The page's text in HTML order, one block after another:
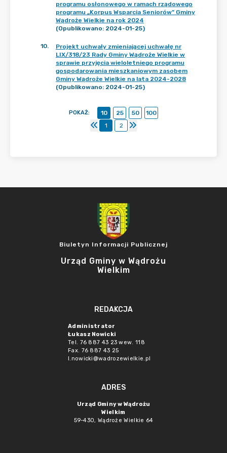
programu osłonowego w ramach rządowego
programu „Korpus Wsparcia Seniorów” Gminy
Wądroże Wielkie na rok 2024
(Opublikowano: 2024-01-25)
10.
Projekt uchwały zmieniającej uchwałę nr
LIX/318/23 Rady Gminy Wądroże Wielkie w
sprawie przyjęcia wieloletniego programu
gospodarowania mieszkaniowym zasobem
Gminy Wądroże Wielkie na lata 2024-2028
(Opublikowano: 2024-01-25)
POKAŻ: 10 25 50
100
1
2
Biuletyn Informacji Publicznej
Urząd Gminy w Wądrożu
Wielkim
REDAKCJA
Administrator
Łukasz Nowicki
Tel. 76 887 43 23 wew. 118
Fax. 76 887 43 25
l.nowicki@wadrozewielkie.pl
ADRES
Urząd Gminy w Wądrożu
Wielkim
59-430, Wądroże Wielkie 64